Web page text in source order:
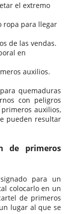
el extremo
ropa para llegar
de las vendas.
en
auxilios.
quemaduras
con peligros
auxilios,
pueden resultar
de primeros
para un
colocarlo en un
de primeros
lugar al que se